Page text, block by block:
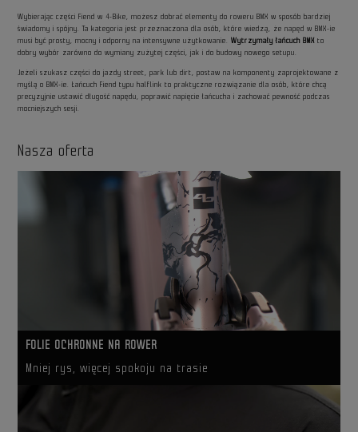
Wybierając części Fiend w 4-Bike, możesz dobrać elementy do roweru BMX w sposób bardziej
świadomy i spójny. Ta kategoria jest przeznaczona dla osób, które wiedzą, że napęd w BMX-ie
musi być prosty, mocny i odporny na intensywne użytkowanie.Wytrzymały łańcuch BMX to
dobry wybór zarówno do wymiany zużytej części, jak i do budowy nowego setupu.
Jeżeli szukasz części do jazdy street, park lub dirt, postaw na komponenty zaprojektowane z
myślą o BMX-ie. Łańcuch Fiend typu halflink to praktyczne rozwiązanie dla osób, które chcą
precyzyjnie ustawić długość napędu, poprawić napięcie łańcucha i zachować pewność podczas
mocniejszych sesji.
Nasza oferta
FOLIE OCHRONNE NA ROWER
Mniej rys, więcej spokoju na trasie